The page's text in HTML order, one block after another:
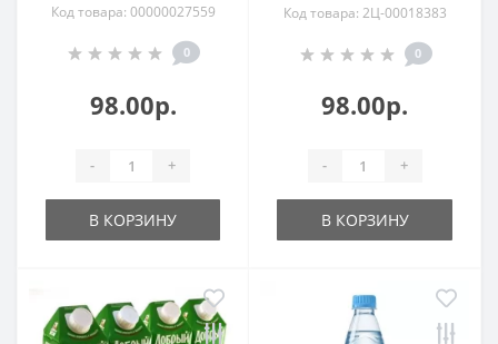
Код товара: 00000027559
0
98.00р.
- +
В КОРЗИНУ
Код товара: 2Ц-00018383
0
98.00р.
- +
В КОРЗИНУ